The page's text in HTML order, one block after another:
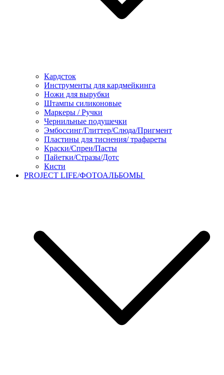
Кардсток
Инструменты для кардмейкинга
Ножи для вырубки
Штампы силиконовые
Маркеры / Ручки
Чернильные подушечки
Эмбоссинг/Глиттер/Слюда/Пригмент
Пластины для тиснения/ трафареты
Краски/Спреи/Пасты
Пайетки/Стразы/Дотс
Кисти
PROJECT LIFE/ФОТОАЛЬБОМЫ